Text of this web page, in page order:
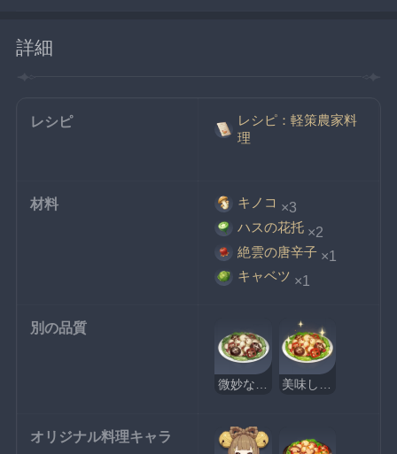
詳細
レシピ
レシピ：軽策農家料
理
材料 キノコ ×3
ハスの花托 ×2
絶雲の唐辛子 ×1
キャベツ ×1
別の品質
オリジナル料理キャラ